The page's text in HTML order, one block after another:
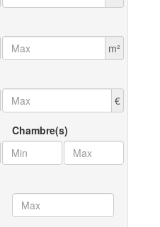
m²
€
Chambre(s)